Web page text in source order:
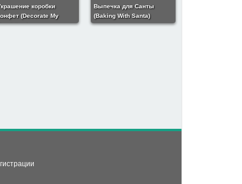
коробки
(Decorate My
Выпечка для Санты
(Baking With Santa)